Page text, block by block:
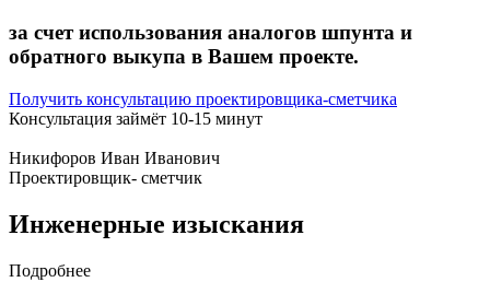
за счет использования аналогов шпунта и
обратного выкупа в Вашем проекте.
Получить консультацию проектировщика-сметчика
Консультация займёт 10-15 минут
Никифоров Иван Иванович
Проектировщик- сметчик
Инженерные изыскания
Подробнее